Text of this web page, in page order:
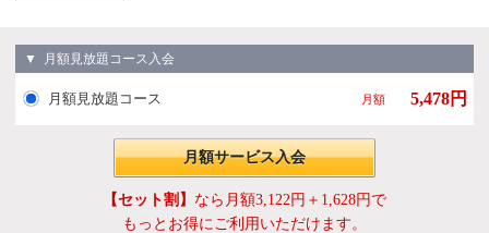
▼ 月額見放題コース入会
月額見放題コース 月額 5,478円
月額サービス入会
【セット割】 なら月額3,122円＋1,628円で
もっとお得にご利用いただけます。